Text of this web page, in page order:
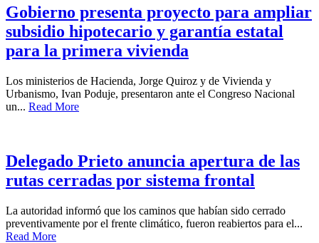
Gobierno presenta proyecto para ampliar
subsidio hipotecario y garantía estatal
para la primera vivienda
Los ministerios de Hacienda, Jorge Quiroz y de Vivienda y
Urbanismo, Ivan Poduje, presentaron ante el Congreso Nacional
un... Read More
Delegado Prieto anuncia apertura de las
rutas cerradas por sistema frontal
La autoridad informó que los caminos que habían sido cerrado
preventivamente por el frente climático, fueron reabiertos para el...
Read More